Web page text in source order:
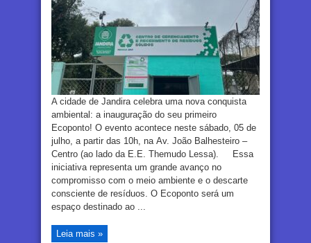
A cidade de Jandira celebra uma nova conquista
ambiental: a inauguração do seu primeiro
Ecoponto! O evento acontece neste sábado, 05 de
julho, a partir das 10h, na Av. João Balhesteiro –
Centro (ao lado da E.E. Themudo Lessa). Essa
iniciativa representa um grande avanço no
compromisso com o meio ambiente e o descarte
consciente de resíduos. O Ecoponto será um
espaço destinado ao ...
Leia mais »